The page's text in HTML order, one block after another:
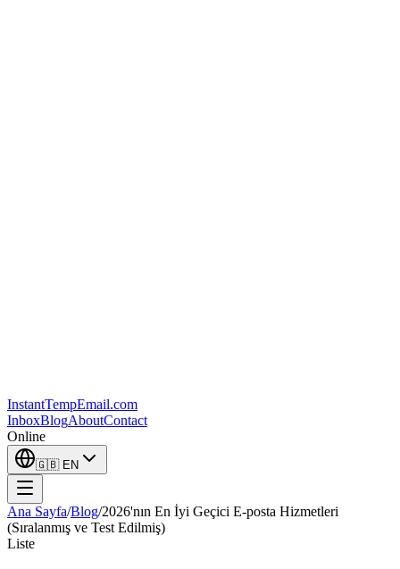
InstantTempEmail.com
InboxBlogAboutContact
Online
🇬🇧 EN
Ana Sayfa/Blog/2026'nın En İyi Geçici E-posta Hizmetleri
(Sıralanmış ve Test Edilmiş)
Liste